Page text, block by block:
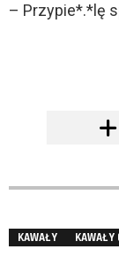
– Przypie*.*lę
KAWAŁY KAWAŁY